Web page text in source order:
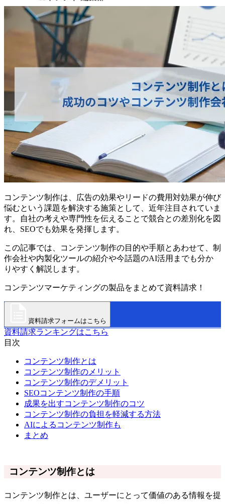
コンテンツ制作は、広告の効果やリードの費用対効果が伸び
悩むという課題を解決する施策として、近年注目されていま
す。自社の考えや専門性を伝えることで競合との差別化を図
れ、SEOでも効果を発揮します。
この記事では、コンテンツ制作の目的や手順とあわせて、制
作会社や内製化ツールの紹介や今話題のAI活用までも分か
りやすく解説します。
コンテンツマーケティングの製品をまとめて資料請求！
資料請求フォームはこちら
資料請求ランキングはこちら
目次
コンテンツ制作とは
コンテンツ制作のメリット
コンテンツ制作のデメリット
SEOコンテンツ制作の手順
成果を出すコンテンツ制作のコツ
コンテンツ制作の負担を軽減する方法
AIによるコンテンツ制作も
まとめ
コンテンツ制作とは
コンテンツ制作とは、ユーザーにとって価値のある情報を提